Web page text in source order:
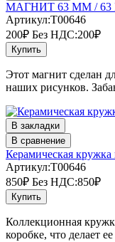
МАГНИТ 63 ММ / 63
Артикул:T00646
200₽ Без НДС:200₽
Купить
Этот магнит сделан
наших рисунков.
В закладки
В сравнение
Керамическая
Артикул:T00646
850₽ Без НДС:850₽
Купить
Коллекционная
коробке, что делает